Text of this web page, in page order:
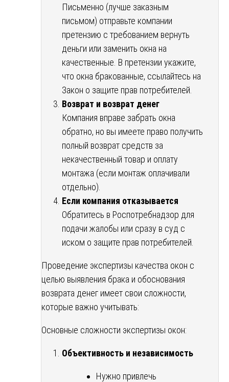
Письменно (лучше заказным
письмом) отправьте компании
претензию с требованием вернуть
деньги или заменить окна на
качественные. В претензии укажите,
что окна бракованные, ссылайтесь на
Закон о защите прав потребителей.
Возврат и возврат денег
Компания вправе забрать окна
обратно, но вы имеете право получить
полный возврат средств за
некачественный товар и оплату
монтажа (если монтаж оплачивали
отдельно).
Если компания отказывается
Обратитесь в Роспотребнадзор для
подачи жалобы или сразу в суд с
иском о защите прав потребителей.
Проведение экспертизы качества окон с
целью выявления брака и обоснования
возврата денег имеет свои сложности,
которые важно учитывать:
Основные сложности экспертизы окон:
Объективность и независимость
Нужно привлечь